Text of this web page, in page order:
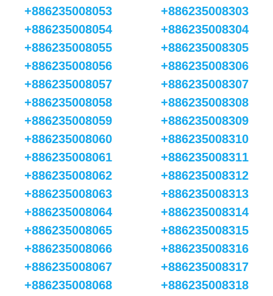
+886235008053
+886235008054
+886235008055
+886235008056
+886235008057
+886235008058
+886235008059
+886235008060
+886235008061
+886235008062
+886235008063
+886235008064
+886235008065
+886235008066
+886235008067
+886235008068
+886235008303
+886235008304
+886235008305
+886235008306
+886235008307
+886235008308
+886235008309
+886235008310
+886235008311
+886235008312
+886235008313
+886235008314
+886235008315
+886235008316
+886235008317
+886235008318